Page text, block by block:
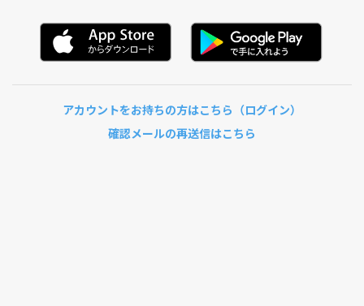
アカウントをお持ちの方はこちら（ログイン）
確認メールの再送信はこちら